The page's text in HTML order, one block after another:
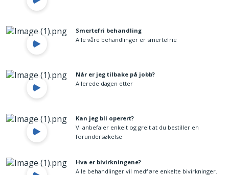
Smertefri behandling
Alle våre behandlinger er smertefrie
Når er jeg tilbake på jobb?
Allerede dagen etter
Kan jeg bli operert?
Vi anbefaler enkelt og greit at du bestiller en
forundersøkelse
Hva er bivirkningene?
Alle behandlinger vil medføre enkelte bivirkninger.